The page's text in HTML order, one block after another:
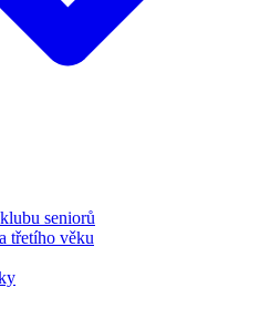
seniorů
třetího věku